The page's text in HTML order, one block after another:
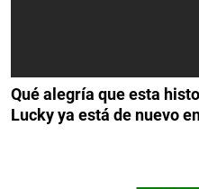
Qué alegría que esta
Lucky ya está de nuevo